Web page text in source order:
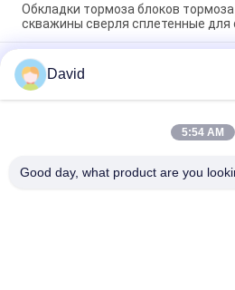
Обкладки тормоза блоков
скважины сверля сплетенные
Не асбестовое тканевое
тормозного блока тканевые
бурения нефтяных скважин
Сверломашина тканевая
тормозные блоки для нефтяной
David
5:54 AM
Good day, what product are you